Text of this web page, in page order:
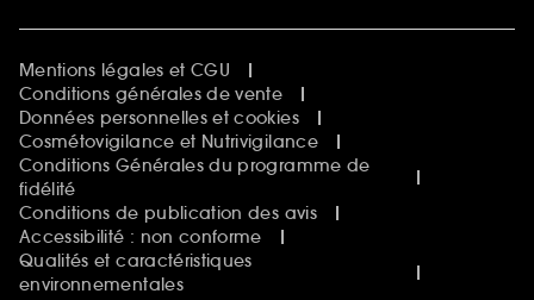
Mentions légales et CGU
Conditions générales de vente
Données personnelles et cookies
Cosmétovigilance et Nutrivigilance
Conditions Générales du programme de
fidélité
Conditions de publication des avis
Accessibilité : non conforme
Qualités et caractéristiques
environnementales